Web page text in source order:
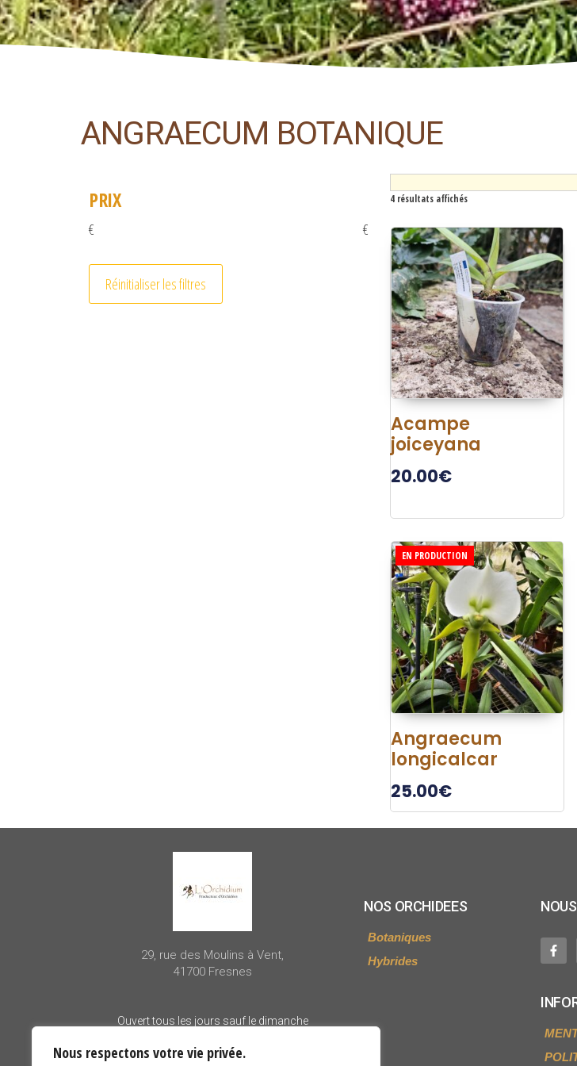
Nous respectons votre vie privée.
ANGRAECUM BOTANIQUE
PRIX
€ €
Réinitialiser les filtres
4 résultats affichés
Acampe
joiceyana
20.00€
EN PRODUCTION
Angraecum
longicalcar
25.00€
29, rue des Moulins à Vent,
41700 Fresnes
Ouvert tous les jours sauf le dimanche
– 14h00 à 18h00
NOS ORCHIDEES
Botaniques
Hybrides